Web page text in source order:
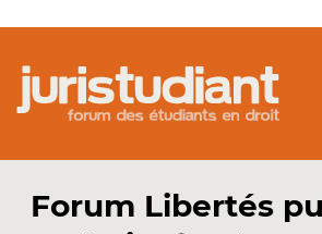
Forum Libertés